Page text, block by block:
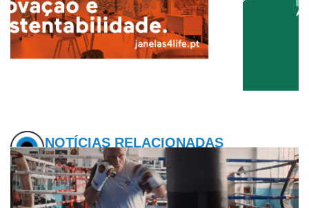
NOTÍCIAS RELACIONADAS